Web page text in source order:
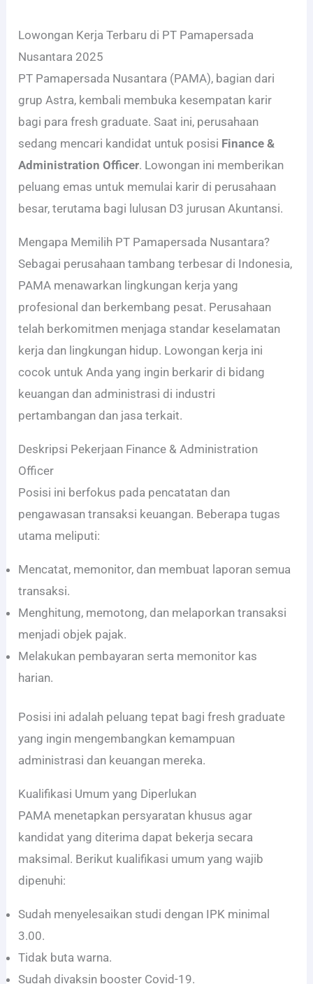
Lowongan Kerja Terbaru di PT Pamapersada
Nusantara 2025
PT Pamapersada Nusantara (PAMA), bagian dari
grup Astra, kembali membuka kesempatan karir
bagi para fresh graduate. Saat ini, perusahaan
sedang mencari kandidat untuk posisi Finance &
Administration Officer. Lowongan ini memberikan
peluang emas untuk memulai karir di perusahaan
besar, terutama bagi lulusan D3 jurusan Akuntansi.
Mengapa Memilih PT Pamapersada Nusantara?
Sebagai perusahaan tambang terbesar di Indonesia,
PAMA menawarkan lingkungan kerja yang
profesional dan berkembang pesat. Perusahaan
telah berkomitmen menjaga standar keselamatan
kerja dan lingkungan hidup. Lowongan kerja ini
cocok untuk Anda yang ingin berkarir di bidang
keuangan dan administrasi di industri
pertambangan dan jasa terkait.
Deskripsi Pekerjaan Finance & Administration
Officer
Posisi ini berfokus pada pencatatan dan
pengawasan transaksi keuangan. Beberapa tugas
utama meliputi:
Mencatat, memonitor, dan membuat laporan semua
transaksi.
Menghitung, memotong, dan melaporkan transaksi
menjadi objek pajak.
Melakukan pembayaran serta memonitor kas
harian.
Posisi ini adalah peluang tepat bagi fresh graduate
yang ingin mengembangkan kemampuan
administrasi dan keuangan mereka.
Kualifikasi Umum yang Diperlukan
PAMA menetapkan persyaratan khusus agar
kandidat yang diterima dapat bekerja secara
maksimal. Berikut kualifikasi umum yang wajib
dipenuhi:
Sudah menyelesaikan studi dengan IPK minimal
3.00.
Tidak buta warna.
Sudah divaksin booster Covid-19.